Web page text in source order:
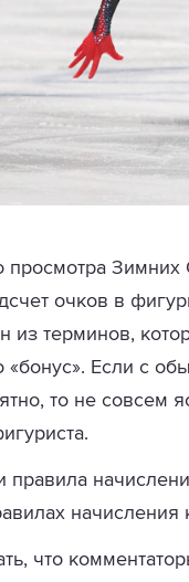
просмотра Зимних
очков в
из терминов,
«бонус». Если с
то не совсем
правила
что